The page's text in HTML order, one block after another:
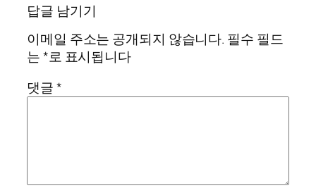
답글 남기기
이메일 주소는 공개되지 않습니다. 필수 필드
는*로 표시됩니다
댓글*